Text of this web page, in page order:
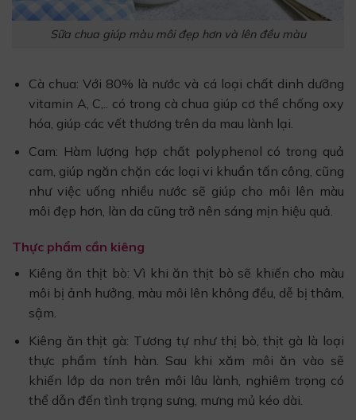
Sữa chua giúp màu môi đẹp hơn và lên đều màu
Cà chua: Với 80% là nước và cá loại chất dinh dưỡng
vitamin A, C,.. có trong cà chua giúp cơ thể chống oxy
hóa, giúp các vết thương trên da mau lành lại.
Cam: Hàm lượng hợp chất polyphenol có trong quả
cam, giúp ngăn chặn các loại vi khuẩn tấn công, cũng
như việc uống nhiều nước sẽ giúp cho môi lên màu
môi đẹp hơn, làn da cũng trở nên sáng mịn hiệu quả.
Thực phẩm cần kiêng
Kiêng ăn thịt bò: Vì khi ăn thịt bò sẽ khiến cho màu
môi bị ảnh hưởng, màu môi lên không đều, dễ bị thâm,
sậm.
Kiêng ăn thịt gà: Tương tự như thị bò, thịt gà là loại
thực phẩm tính hàn. Sau khi xăm môi ăn vào sẽ
khiến lớp da non trên môi lâu lành, nghiêm trọng có
thể dẫn đến tình trạng sưng, mưng mủ kéo dài.